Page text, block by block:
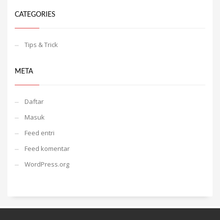
CATEGORIES
Tips & Trick
META
Daftar
Masuk
Feed entri
Feed komentar
WordPress.org